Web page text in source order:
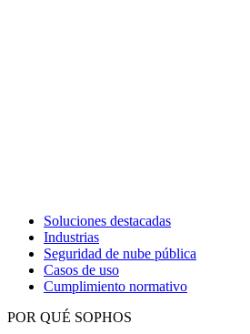
Soluciones destacadas
Industrias
Seguridad de nube pública
Casos de uso
Cumplimiento normativo
POR QUÉ SOPHOS